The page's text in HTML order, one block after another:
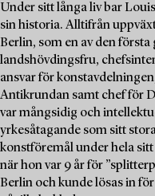
Under sitt långa liv bar
sin historia. Alltifrån
Berlin, som en av den
landshövdingsfru,
ansvar för
Antikrundan samt chef för
var mångsidig och
yrkesåtagande som sitt
konstföremål under hela
när hon var 9 år för
Berlin och kunde lösas in